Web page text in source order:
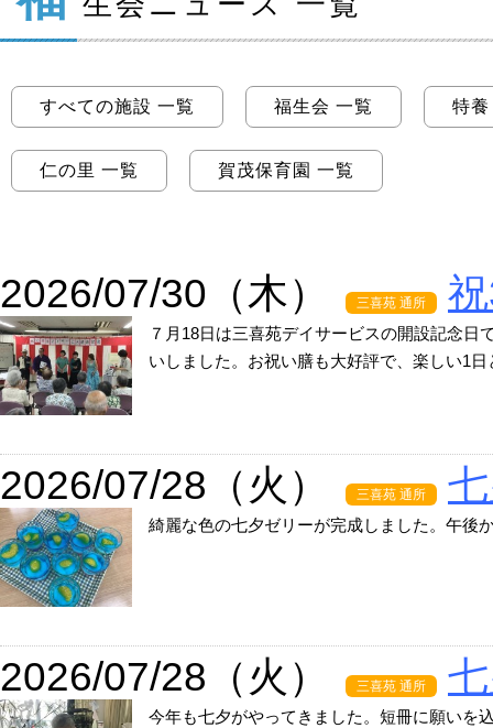
すべての施設 一覧 福生会 一覧 特
仁の里 一覧 賀茂保育園 一覧
2026/07/30（木） 三喜苑 通所
７月18日は三喜苑デイサービスの開設記念
いしました。お祝い膳も大好評で、楽しい1
2026/07/28（火） 三喜苑 通所
綺麗な色の七夕ゼリーが完成しました。午後
2026/07/28（火） 三喜苑 通所
今年も七夕がやってきました。短冊に願いを